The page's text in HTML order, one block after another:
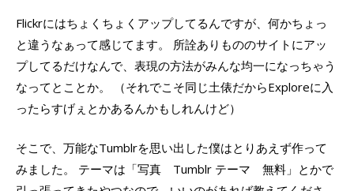
Flickrにはちょくちょくアップしてるんですが、何かちょっ
と違うなぁって感じてます。 所詮ありもののサイトにアッ
プしてるだけなんで、表現の方法がみんな均一になっちゃう
なってとことか。 （それでこそ同じ土俵だからExploreに入
ったらすげぇとかあるんかもしれんけど）
そこで、万能なTumblrを思い出した僕はとりあえず作って
みました。 テーマは「写真 Tumblr テーマ 無料」とかで